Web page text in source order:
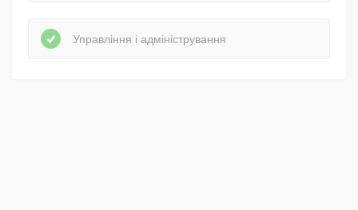
Управління і адміністрування